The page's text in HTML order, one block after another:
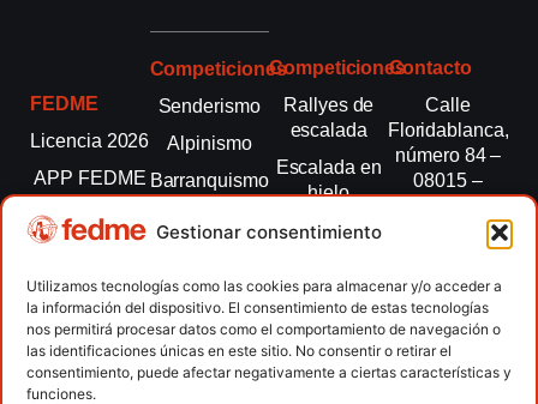
Gestionar consentimiento
Utilizamos tecnologías como las cookies para almacenar y/o acceder a
la información del dispositivo. El consentimiento de estas tecnologías
nos permitirá procesar datos como el comportamiento de navegación o
las identificaciones únicas en este sitio. No consentir o retirar el
consentimiento, puede afectar negativamente a ciertas características y
funciones.
FEDME
Licencia 2026
APP FEDME
Transparencia
autonómicas
Clubes
Contacto
Competiciones
Senderismo
Alpinismo
Barranquismo
montaña
Escalada
Escalada
paralimpica
Competiciones
Rallyes de
escalada
Escalada en
hielo
Esquí de
Marcha
Nórdica
Raquetas de
nieve
Contacto
Calle
Floridablanca,
número 84 –
08015 –
fedme@fedme.es
934 264 267